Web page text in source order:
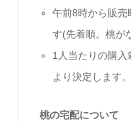
午前8時から販売
す(先着順。桃が
1人当たりの購
より決定します。
桃の宅配について